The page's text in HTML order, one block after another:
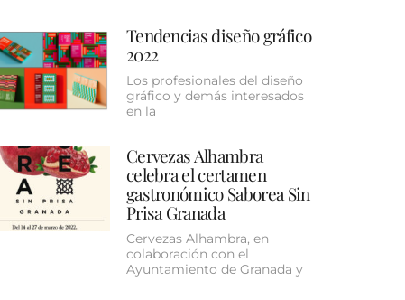
Tendencias diseño gráfico
2022
Los profesionales del diseño
gráfico y demás interesados
en la
Cervezas Alhambra
celebra el certamen
gastronómico Saborea Sin
Prisa Granada
Cervezas Alhambra, en
colaboración con el
Ayuntamiento de Granada y